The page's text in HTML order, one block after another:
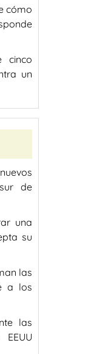
cómo
cinco
un
de
una
su
las
a los
las